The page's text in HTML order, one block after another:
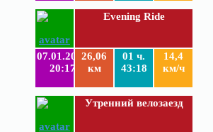
Evening Ride
07.01.2019
20:17
26,06
км
01 ч.
43:18
14,4
км/ч
Утренний велозаезд